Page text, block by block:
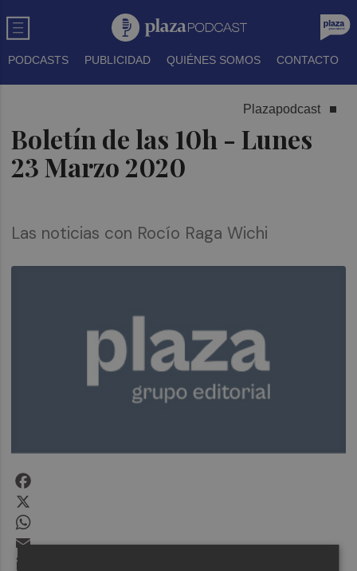
PODCASTS PUBLICIDAD QUIÉNES SOMOS CONTACTO
Plazapodcast
Boletín de las 10h - Lunes
23 Marzo 2020
Las noticias con Rocío Raga Wichi